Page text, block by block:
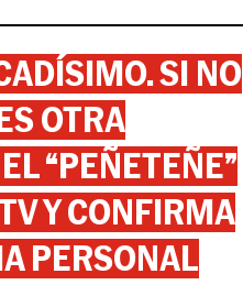
SI NO
OTRA
“PEÑETEÑE”
Y CONFIRMA
PERSONAL